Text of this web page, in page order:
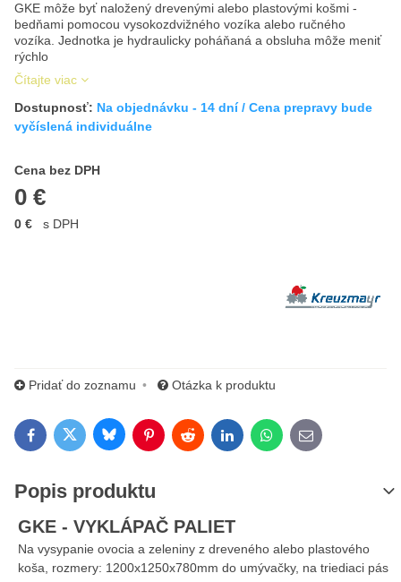
GKE môže byť naložený drevenými alebo plastovými košmi -
bedňami pomocou vysokozdvižného vozíka alebo ručného
vozíka. Jednotka je hydraulicky poháňaná a obsluha môže meniť
rýchlo
Čítajte viac
Dostupnosť: Na objednávku - 14 dní / Cena prepravy bude
vyčíslená individuálne
Cena bez DPH
0 €
Cena s DPH
0 € s DPH
Pridať do zoznamu Otázka k produktu
FacebookTwitterBlueskyPinterestRedditLinkedInWhatsApp
E-mail
Popis produktu
GKE - VYKLÁPAČ PALIET
Na vysypanie ovocia a zeleniny z dreveného alebo plastového
koša, rozmery: 1200x1250x780mm do umývačky, na triediaci pás